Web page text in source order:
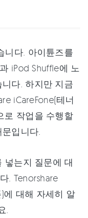
니다. 아이튠즈를
iPod Shuffle에 노
다. 하지만 지금
iCareFone(테너
로 작업을 수행할
입니다.
넣는지 질문에 대
. Tenorshare
에 대해 자세히 알
.